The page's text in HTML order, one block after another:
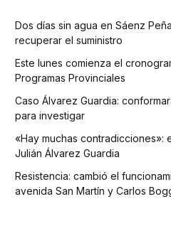
Dos días sin agua en Sáenz
recuperar el suministro
Este lunes comienza el
Programas Provinciales
Caso Álvarez Guardia:
para investigar
«Hay muchas contradicciones»:
Julián Álvarez Guardia
Resistencia: cambió el
avenida San Martín y Carlos